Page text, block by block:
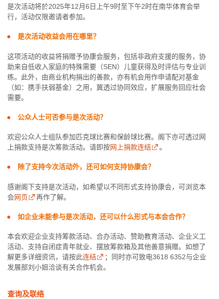
是次活动将於2025年12月6日上午9时至下午2时在南华体育会举
行，活动仅限邀请者参加。
是次活动收益会用在哪里？
这项活动的收益将捐赠予协康会服务，包括非政府支援的服务，协
助来自低收入家庭的特殊需要（SEN）儿童获得及时评估与专业训
练。此外，由商业机构捐出的善款，亦有机会用作申请配对基金
（如：携手扶弱基金）之用，冀透过协同效应，扩展服务回应社会
需要。
公众人士可否参与是次活动？
欢迎公众人士组队参加匹克球比赛和保龄球比赛。阁下亦可透过网
上捐款支持是次筹款活动。请即按网上捐款连结 。
除了支持今次活动外，还可如何支持协康会？
感谢阁下支持是次活动，如希望以不同形式支持协康会，可浏览本
会网页 再作了解。
如企业未能参与是次活动，还可以什么形式与本会合作？
本会欢迎企业支持筹款活动、合办活动、赞助教育活动、企业义工
活动、支持自闭症青年就业、摆放筹款箱及其他善意捐赠。如想了
解更多详细资讯，请按此连结
；同时亦可致电3618 6352与企业
发展部刘小姐洽谈有关合作机会。
查询及联络